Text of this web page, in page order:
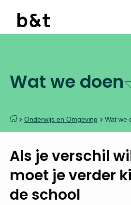
Wat we doen
Onderwijs en Omgeving Wat we
Als je verschil
moet je verder
de school